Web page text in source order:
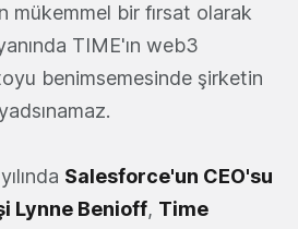
mükemmel bir fırsat olarak
TIME'ın web3
benimsemesinde şirketin
Salesforce'un CEO'su
Lynne Benioff, Time